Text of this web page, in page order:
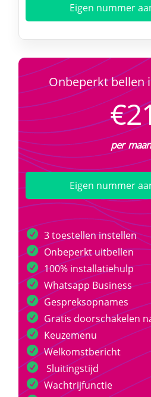
Eigen nummer
Onbeperkt bellen
per
Eigen nummer
3 toestellen instellen
Onbeperkt uitbellen
100% installatiehulp
Whatsapp Business
Gespreksopnames
Gratis doorschakelen
Keuzemenu
Welkomstbericht
Sluitingstijd
Wachtrijfunctie